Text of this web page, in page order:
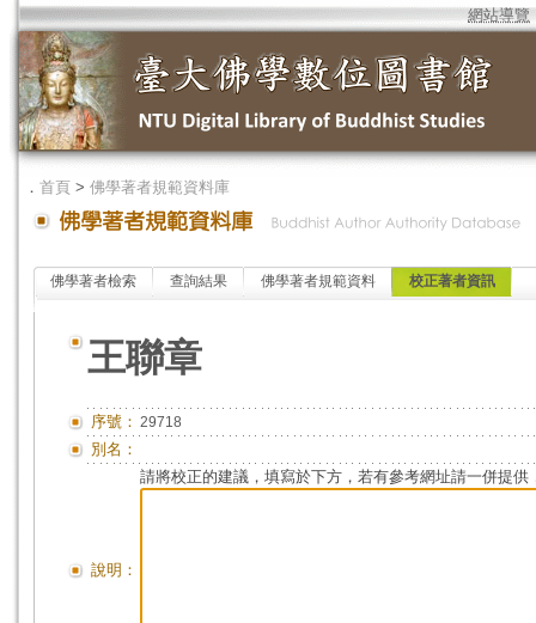
網站導覽
． 首頁 > 佛學著者規範資料庫
佛學著者檢索 查詢結果 佛學著者規範資料 校正著者資訊
王聯章
序號： 29718
別名：
說明：
請將校正的建議，填寫於下方，若有參考網址請一併提供